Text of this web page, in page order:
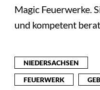
Magic Feuerwerke.
und kompetent
NIEDERSACHSEN
FEUERWERK